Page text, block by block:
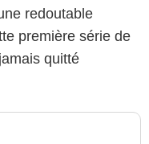
redoutable
première série de
quitté